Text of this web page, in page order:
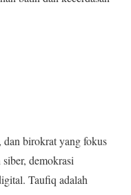
birokrat yang fokus
siber, demokrasi
Taufiq adalah